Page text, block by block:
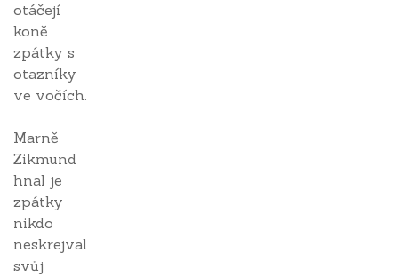
otáčejí
koně
zpátky s
otazníky
ve vočích.
Marně
Zikmund
hnal je
zpátky
nikdo
neskrejval
svůj